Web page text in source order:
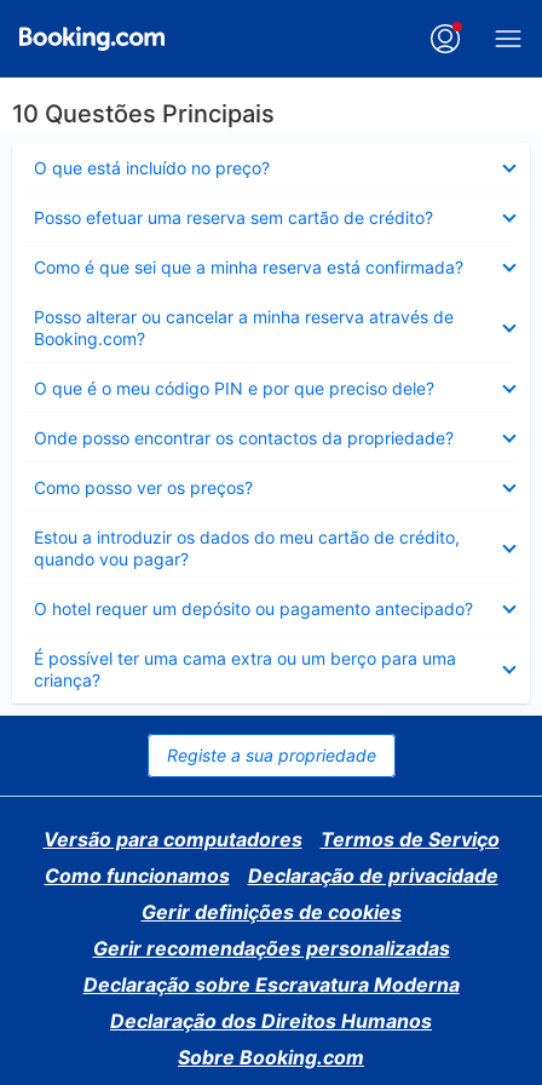
10 Questões Principais
O que está incluído no preço?
fechado
Posso efetuar uma reserva sem cartão de crédito?
fechado
Como é que sei que a minha reserva está confirmada?
fechado
Posso alterar ou cancelar a minha reserva através de
Booking.com?
fechado
O que é o meu código PIN e por que preciso dele?
fechado
Onde posso encontrar os contactos da propriedade?
fechado
Como posso ver os preços?
fechado
Estou a introduzir os dados do meu cartão de crédito,
quando vou pagar?
fechado
O hotel requer um depósito ou pagamento antecipado?
fechado
É possível ter uma cama extra ou um berço para uma
criança?
Elemento
fechado
Registe a sua propriedade
Versão para computadores
Termos de Serviço
Como funcionamos
Declaração de privacidade
Gerir definições de cookies
Gerir recomendações personalizadas
Declaração sobre Escravatura Moderna
Declaração dos Direitos Humanos
Sobre Booking.com